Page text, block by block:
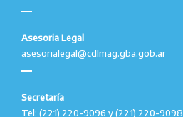
Asesoria Legal
asesorialegal@cdlmag.gba.gob.ar
Secretaría
Tel: (221) 220-9096 y (221) 220-9098